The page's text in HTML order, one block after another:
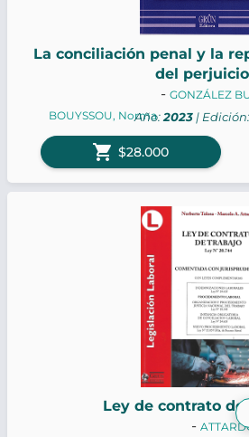
La conciliación penal y la
del perjuicio
BOUYSSOU, Norma
- GONZÁLEZ
Año:2023| Edición:
shopping_cart $28.000
Ley de contrato de
-